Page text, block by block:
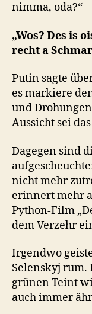
nimma, oda?“
„Wos? Des is
recht a
Putin sagte
es markiere
und
Aussicht sei
Dagegen sind
nicht mehr
erinnert mehr
Python-Film
dem Verzehr
Irgendwo
Selenskyj rum.
grünen Teint
auch immer